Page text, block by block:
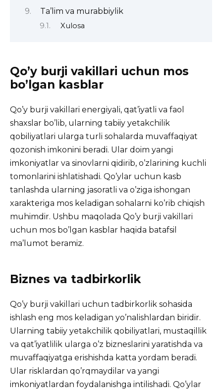
Ta’lim va murabbiylik
Xulosa
Qo’y burji vakillari uchun mos
bo’lgan kasblar
Qo’y burji vakillari energiyali, qat’iyatli va faol
shaxslar bo’lib, ularning tabiiy yetakchilik
qobiliyatlari ularga turli sohalarda muvaffaqiyat
qozonish imkonini beradi. Ular doim yangi
imkoniyatlar va sinovlarni qidirib, o’zlarining kuchli
tomonlarini ishlatishadi. Qo’ylar uchun kasb
tanlashda ularning jasoratli va o’ziga ishongan
xarakteriga mos keladigan sohalarni ko’rib chiqish
muhimdir. Ushbu maqolada Qo’y burji vakillari
uchun mos bo’lgan kasblar haqida batafsil
ma’lumot beramiz.
Biznes va tadbirkorlik
Qo’y burji vakillari uchun tadbirkorlik sohasida
ishlash eng mos keladigan yo’nalishlardan biridir.
Ularning tabiiy yetakchilik qobiliyatlari, mustaqillik
va qat’iyatlilik ularga o’z bizneslarini yaratishda va
muvaffaqiyatga erishishda katta yordam beradi.
Ular risklardan qo’rqmaydilar va yangi
imkoniyatlardan foydalanishga intilishadi. Qo’ylar